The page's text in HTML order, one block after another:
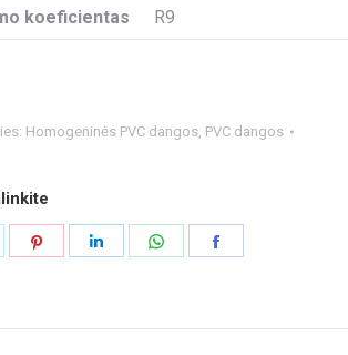
koeficientas R9
Homogeninės PVC dangos, PVC dangos
Share